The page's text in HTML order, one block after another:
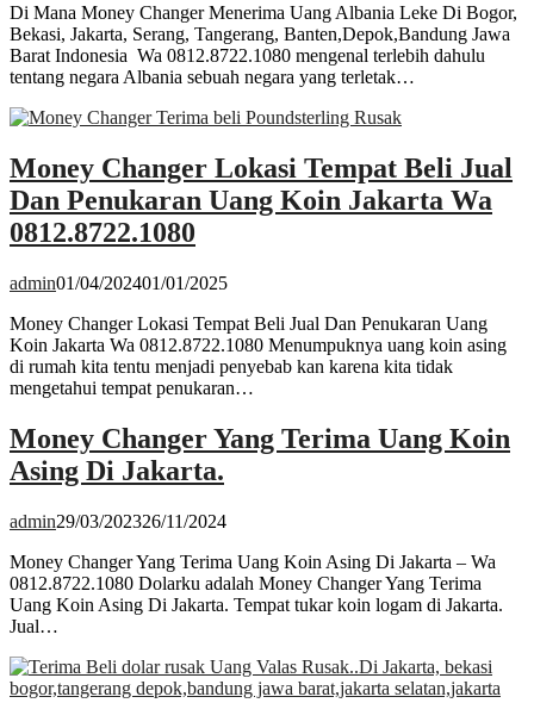
Di Mana Money Changer Menerima Uang Albania Leke Di Bogor,
Bekasi, Jakarta, Serang, Tangerang, Banten,Depok,Bandung Jawa
Barat Indonesia Wa 0812.8722.1080 mengenal terlebih dahulu
tentang negara Albania sebuah negara yang terletak…
Money Changer Lokasi Tempat Beli Jual
Dan Penukaran Uang Koin Jakarta Wa
0812.8722.1080
admin01/04/202401/01/2025
Money Changer Lokasi Tempat Beli Jual Dan Penukaran Uang
Koin Jakarta Wa 0812.8722.1080 Menumpuknya uang koin asing
di rumah kita tentu menjadi penyebab kan karena kita tidak
mengetahui tempat penukaran…
Money Changer Yang Terima Uang Koin
Asing Di Jakarta.
admin29/03/202326/11/2024
Money Changer Yang Terima Uang Koin Asing Di Jakarta – Wa
0812.8722.1080 Dolarku adalah Money Changer Yang Terima
Uang Koin Asing Di Jakarta. Tempat tukar koin logam di Jakarta.
Jual…